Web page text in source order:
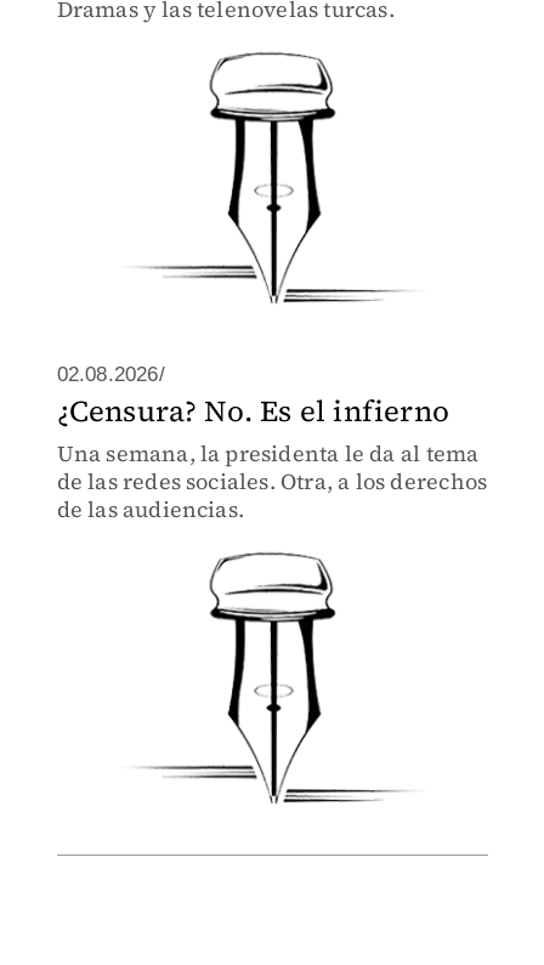
Dramas y las telenovelas turcas.
02.08.2026/
¿Censura? No. Es el infierno
Una semana, la presidenta le da al tema
de las redes sociales. Otra, a los derechos
de las audiencias.